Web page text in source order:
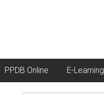
PPDB Online E-Learning